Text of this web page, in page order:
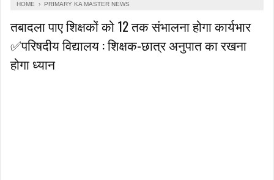
HOME › PRIMARY KA MASTER NEWS
तबादला पाए शिक्षकों को 12 तक संभालना होगा कार्यभार
✅परिषदीय विद्यालय : शिक्षक-छात्र अनुपात का रखना
होगा ध्यान